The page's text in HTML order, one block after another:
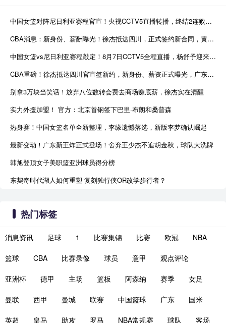
中国女篮对阵尼日利亚赛程官宣！央视CCTV5直播转播，终结2连败需做3点调整
CBA消息：新身份、薪酬曝光！徐杰抵达四川，正式签约新合同，黄金导师身份曝光
中国女篮vs尼日利亚赛程敲定！8月7日CCTV5全程直播，杨舒予迎来归队首战
CBA重磅！徐杰抵达四川官宣签新约，新身份、薪资正式曝光，广东早已锁定5年顶薪
别拿3万块当笑话！放弃八位数转会费去商场赚底薪，徐杰实在清醒
实力外援加盟！ 官方：北京首钢签下巴里·布朗和桑普森
热身赛！中国女篮名单全新整理，李缘遗憾落选，新版李梦确认崛起
最新变动！广东新王炸正式登场！舍弃王少杰不追胡金秋，球队大洗牌
韩旭登顶女子美职篮亚洲球员得分榜
东契奇时代湖人如何重塑 复刻独行侠OR改学步行者？
热门标签
消息资讯 足球 1 比赛集锦 比赛 欧冠 NBA
篮球 CBA 比赛录像 球员 意甲 观点评论
亚洲杯 德甲 主场 篮板 阿森纳 赛季 女足
曼联 西甲 曼城 联赛 中国篮球 广东 国米
英超 皇马 助攻 罗马 NBA常规赛 球队 客场